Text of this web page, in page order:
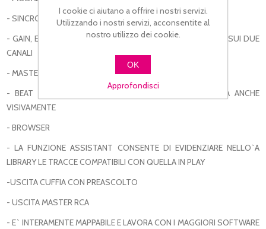
- SINCRONIZZAZIONE AUTOMIX
- GAIN, ED EQUALIZZATORE REGOLAZIONE FILTRI SEPARATI SUI DUE
CANALI
- MASTER GENERALE
- BEAT MATCH GUIDE PER SINCRONIZZARE LA BATTUTA ANCHE
VISIVAMENTE
- BROWSER
- LA FUNZIONE ASSISTANT CONSENTE DI EVIDENZIARE NELLO`A
LIBRARY LE TRACCE COMPATIBILI CON QUELLA IN PLAY
-USCITA CUFFIA CON PREASCOLTO
- USCITA MASTER RCA
- E` INTERAMENTE MAPPABILE E LAVORA CON I MAGGIORI SOFTWARE
I cookie ci aiutano a offrire i nostri servizi.
Utilizzando i nostri servizi, acconsentite al
nostro utilizzo dei cookie.
OK
Approfondisci